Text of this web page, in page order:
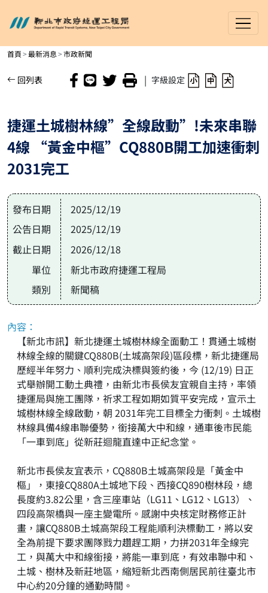
進入內容區塊
新北市政府捷運工程局
首頁 最新消息 市政新聞
| 字級設定
回列表
捷運土城樹林線”全線啟動”!未來串聯
4線 “黃金中樞”CQ880B開工加速衝刺
2031完工
發布日期
2025/12/19
公告日期
2025/12/19
截止日期
2026/12/18
單位
新北市政府捷運工程局
類別
新聞稿
內容：
【新北市訊】新北捷運土城樹林線全面動工！貫通土城樹
林線全線的關鍵CQ880B(土城高架段)區段標，新北捷運局
歷經半年努力、順利完成決標與簽約後，今 (12/19) 日正
式舉辦開工動土典禮，由新北市長侯友宜親自主持，率領
捷運局與施工團隊，祈求工程如期如質平安完成，宣示土
城樹林線全線啟動，朝 2031年完工目標全力衝刺。土城樹
林線具備4線串聯優勢，銜接萬大中和線，通車後市民能
「一車到底」從新莊迴龍直達中正紀念堂。
新北市長侯友宜表示，CQ880B土城高架段是「黃金中
樞」，東接CQ880A土城地下段、西接CQ890樹林段，總
長度約3.82公里，含三座車站（LG11、LG12、LG13）、
四段高架橋與一座主變電所。感謝中央核定財務修正計
畫，讓CQ880B土城高架段工程能順利決標動工，將以安
全為前提下要求團隊戮力趲趕工期，力拼2031年全線完
工，與萬大中和線銜接，將能一車到底，有效串聯中和、
土城、樹林及新莊地區，縮短新北西南側居民前往臺北市
中心約20分鐘的通勤時間。